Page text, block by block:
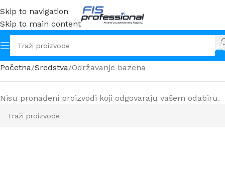
Skip to navigation
Skip to main content
Početna Sredstva Održavanje bazena
Nisu pronađeni proizvodi koji odgovaraju vašem odabiru.